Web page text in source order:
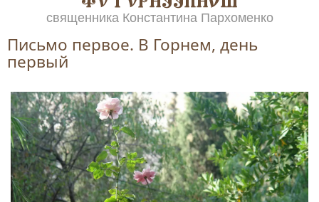
священника Константина Пархоменко
Письмо первое. В Горнем, день
первый